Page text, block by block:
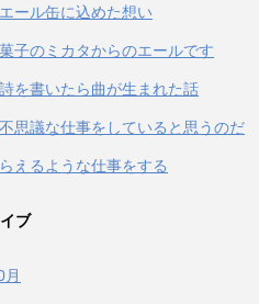
ール缶に込めた想い
子のミカタからのエールです
を書いたら曲が生まれた話
思議な仕事をしていると思うのだ
えるような仕事をする
ブ